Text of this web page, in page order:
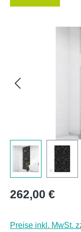
Regulärer Preis:
262,00 €
Preise inkl. MwSt.